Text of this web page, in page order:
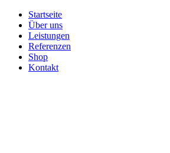
Startseite
Über uns
Leistungen
Referenzen
Shop
Kontakt